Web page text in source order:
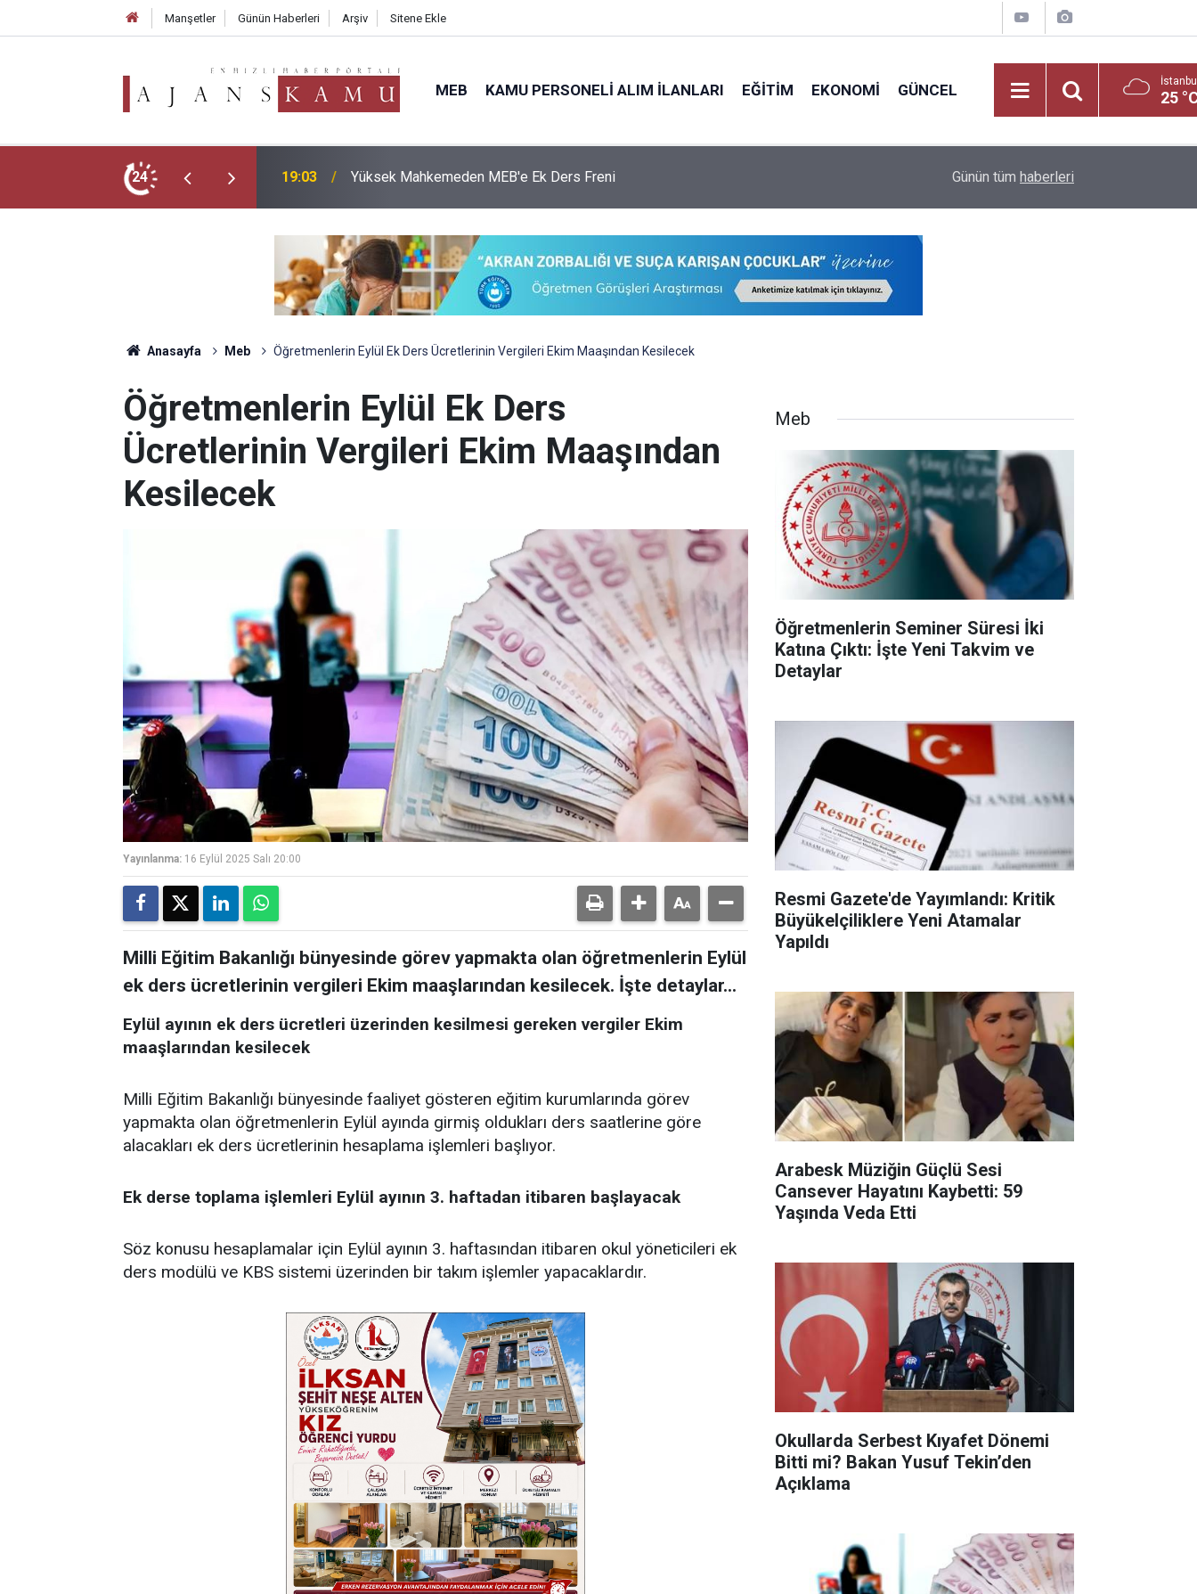
Manşetler Günün Haberleri Arşiv Sitene Ekle
MEB KAMU PERSONELI ALIM İLANLARI EĞITIM EKONOMI GÜNCEL 25
24
mi? Bakan Yusuf Tekin’den Açıklama 19:03 Yüksek Mahkemeden MEB'e Ek Ders Freni Akaryakıt İndirimi Bekleyenlere Kötü Haber
Günün tüm haberleri
Anasayfa Meb Öğretmenlerin Eylül Ek Ders Ücretlerinin Vergileri Ekim Maaşından Kesilecek
Öğretmenlerin Eylül Ek Ders
Ücretlerinin Vergileri Ekim Maaşından
Kesilecek
Yayınlanma: 16 Eylül 2025 Salı 20:00
Milli Eğitim Bakanlığı bünyesinde görev yapmakta olan öğretmenlerin Eylül
ek ders ücretlerinin vergileri Ekim maaşlarından kesilecek. İşte detaylar...
Eylül ayının ek ders ücretleri üzerinden kesilmesi gereken vergiler Ekim
maaşlarından kesilecek
Milli Eğitim Bakanlığı bünyesinde faaliyet gösteren eğitim kurumlarında görev
yapmakta olan öğretmenlerin Eylül ayında girmiş oldukları ders saatlerine göre
alacakları ek ders ücretlerinin hesaplama işlemleri başlıyor.
Ek derse toplama işlemleri Eylül ayının 3. haftadan itibaren başlayacak
Söz konusu hesaplamalar için Eylül ayının 3. haftasından itibaren okul yöneticileri ek
ders modülü ve KBS sistemi üzerinden bir takım işlemler yapacaklardır.
Meb
Öğretmenlerin Seminer Süresi İki
Katına Çıktı: İşte Yeni Takvim ve
Detaylar
Resmi Gazete'de Yayımlandı: Kritik
Büyükelçiliklere Yeni Atamalar
Yapıldı
Arabesk Müziğin Güçlü Sesi
Cansever Hayatını Kaybetti: 59
Yaşında Veda Etti
Okullarda Serbest Kıyafet Dönemi
Bitti mi? Bakan Yusuf Tekin’den
Açıklama